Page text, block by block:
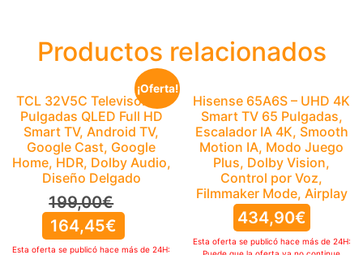
Productos relacionados
¡Oferta!
TCL 32V5C Televisor 32
Pulgadas QLED Full HD
Smart TV, Android TV,
Google Cast, Google
Home, HDR, Dolby Audio,
Diseño Delgado
199,00€
164,45€
Esta oferta se publicó hace más de 24H:
Hisense 65A6S – UHD 4K
Smart TV 65 Pulgadas,
Escalador IA 4K, Smooth
Motion IA, Modo Juego
Plus, Dolby Vision,
Control por Voz,
Filmmaker Mode, Airplay
434,90€
Esta oferta se publicó hace más de 24H: